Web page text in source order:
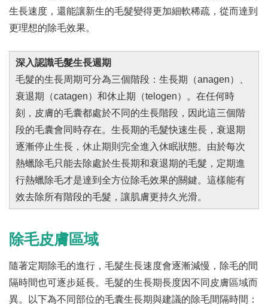
生長速度，還能讓新生的毛髮變得更加細軟稀疏，從而達到
更理想的除毛效果。
深入認識毛髮生長週期
毛髮的生長周期可分為三個階段：生長期（anagen）、
衰退期（catagen）和休止期（telogen）。在任何時
刻，皮膚的毛囊都處於不同的生長階段，因此這三個階
段的毛囊會同時存在。生長期的毛髮快速生長，衰退期
逐漸停止生長，休止期則完全進入休眠狀態。由於每次
熱蠟除毛只能去除處於生長期和衰退期的毛髮，定期進
行熱蠟除毛才是達到全方位除毛效果的關鍵。這樣能有
效去除所有階段的毛髮，讓肌膚更持久光滑。
除毛皮膚區域
隨著定期除毛的進行，毛髮生長速度會逐漸減慢，除毛的間
隔時間也可逐步延長。毛髮的生長期長度因不同皮膚區域而
異。以下為不同部位的毛囊生長期與建議的除毛間隔時間：